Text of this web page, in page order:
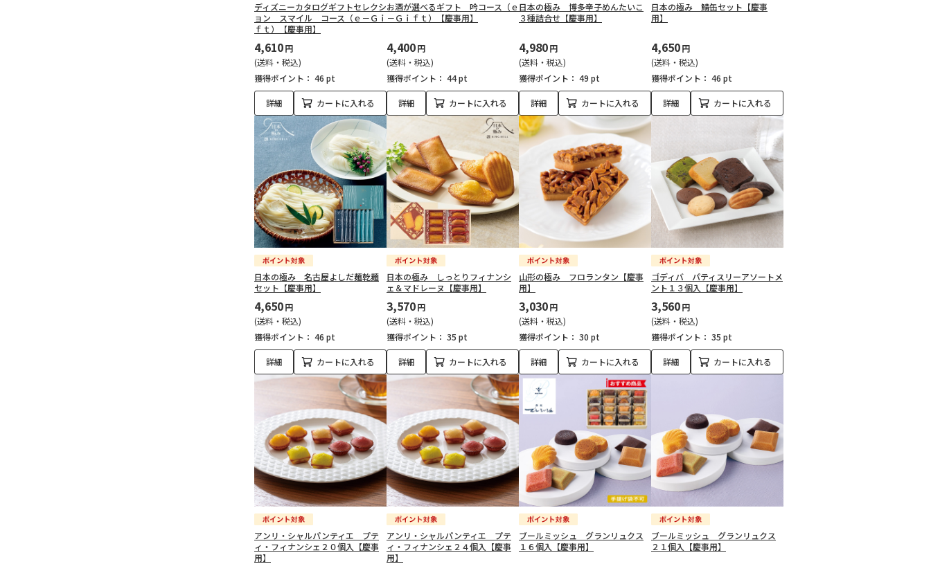
ディズニーカタログギフトセレクシ
ョン スマイル コース（ｅ－Ｇｉ
ｆｔ）【慶事用】
4,610円
(送料・税込)
獲得ポイント： 46 pt
詳細 カートに入れる
お酒が選べるギフト 吟コース（ｅ
－Ｇｉｆｔ）【慶事用】
4,400円
(送料・税込)
獲得ポイント： 44 pt
詳細 カートに入れる
日本の極み 博多辛子めんたいこ
３種詰合せ【慶事用】
4,980円
(送料・税込)
獲得ポイント： 49 pt
詳細 カートに入れる
日本の極み 鯖缶セット【慶事
用】
4,650円
(送料・税込)
獲得ポイント： 46 pt
詳細 カートに入れる
日本の極み 名古屋よしだ麺乾麺
セット【慶事用】
4,650円
(送料・税込)
獲得ポイント： 46 pt
詳細 カートに入れる
日本の極み しっとりフィナンシ
ェ＆マドレーヌ【慶事用】
3,570円
(送料・税込)
獲得ポイント： 35 pt
詳細 カートに入れる
山形の極み フロランタン【慶事
用】
3,030円
(送料・税込)
獲得ポイント： 30 pt
詳細 カートに入れる
ゴディバ パティスリーアソートメ
ント１３個入【慶事用】
3,560円
(送料・税込)
獲得ポイント： 35 pt
詳細 カートに入れる
アンリ・シャルパンティエ プテ
ィ・フィナンシェ２０個入【慶事
用】
アンリ・シャルパンティエ プテ
ィ・フィナンシェ２４個入【慶事
用】
ブールミッシュ グランリュクス
１６個入【慶事用】
ブールミッシュ グランリュクス
２１個入【慶事用】